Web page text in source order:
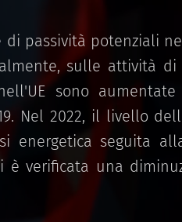
di passività potenziali
sulle attività
sono
Nel 2022, il livello
energetica seguita
è verificata una